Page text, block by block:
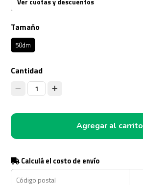
Tamaño
50dm
Cantidad
1
Agregar al carrito
Calculá el costo de envío